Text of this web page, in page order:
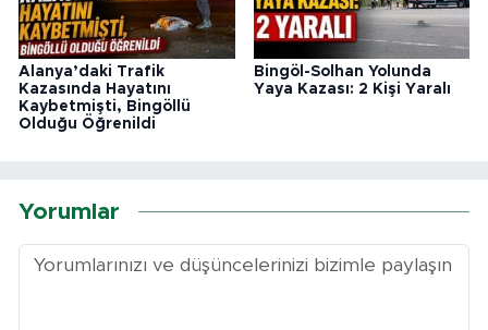
Alanya’daki Trafik
Kazasında Hayatını
Kaybetmişti, Bingöllü
Olduğu Öğrenildi
Bingöl-Solhan Yolunda
Yaya Kazası: 2 Kişi Yaralı
Yorumlar